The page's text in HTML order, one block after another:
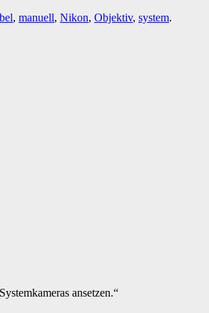
, manuell, Nikon, Objektiv, system.
ansetzen.“